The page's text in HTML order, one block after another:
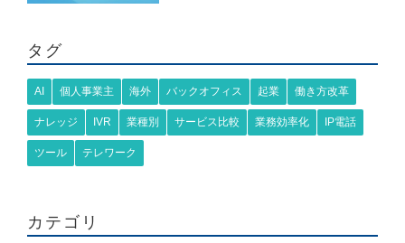
タグ
AI 個人事業主 海外 バックオフィス 起業 働き方改革
ナレッジ IVR 業種別 サービス比較 業務効率化 IP電話
ツール テレワーク
カテゴリ